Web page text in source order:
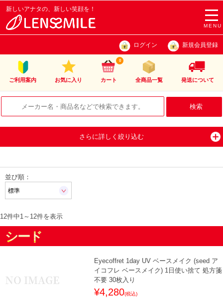
MENU
新しいアナタの、新しい笑顔を！
ログイン 新規会員登録
ご利用案内 お気に入り カート
0
全商品一覧 発送について
さらに詳しく絞り込む
並び順：
12件中1 ～ 12件を表示
シード
Eyecoffret 1day UV ベースメイク (seed ア
イコフレ ベースメイク) 1日使い捨て 処方箋
不要 30枚入り
¥4,280(税込)